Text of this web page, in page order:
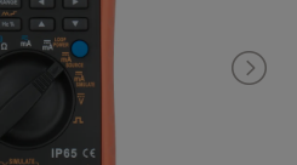
mA utgangssignal stilles inn i
ned til 0,001 mA; trappe-
trinnvis eller glidende
Med Elma 6620 som kilde kan
1-10 VDC eller et
også Loop power-funksjon.
inkl. prøveledninger med